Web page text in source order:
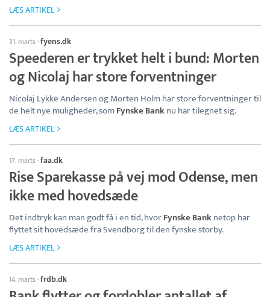
LÆS ARTIKEL
31. marts·fyens.dk
Speederen er trykket helt i bund: Morten
og Nicolaj har store forventninger
Nicolaj Lykke Andersen og Morten Holm har store forventninger til
de helt nye muligheder, somFynske Banknu har tilegnet sig.
LÆS ARTIKEL
17. marts·faa.dk
Rise Sparekasse på vej mod Odense, men
ikke med hovedsæde
Det indtryk kan man godt få i en tid, hvorFynske Banknetop har
flyttet sit hovedsæde fra Svendborg til den fynske storby.
LÆS ARTIKEL
14. marts·frdb.dk